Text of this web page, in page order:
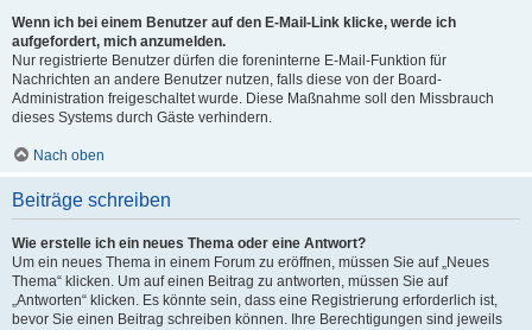
Wenn ich bei einem Benutzer auf den E-Mail-Link klicke, werde ich
aufgefordert, mich anzumelden.
Nur registrierte Benutzer dürfen die foreninterne E-Mail-Funktion für
Nachrichten an andere Benutzer nutzen, falls diese von der Board-
Administration freigeschaltet wurde. Diese Maßnahme soll den Missbrauch
dieses Systems durch Gäste verhindern.
Nach oben
Beiträge schreiben
Wie erstelle ich ein neues Thema oder eine Antwort?
Um ein neues Thema in einem Forum zu eröffnen, müssen Sie auf „Neues
Thema“ klicken. Um auf einen Beitrag zu antworten, müssen Sie auf
„Antworten“ klicken. Es könnte sein, dass eine Registrierung erforderlich ist,
bevor Sie einen Beitrag schreiben können. Ihre Berechtigungen sind jeweils